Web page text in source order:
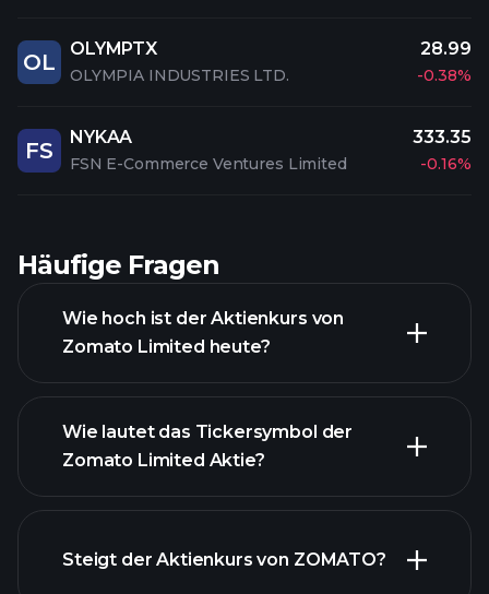
OL
OLYMPTX
OLYMPIA INDUSTRIES LTD.
28.99
-0.38%
FS
NYKAA
FSN E-Commerce Ventures Limited
333.35
-0.16%
Häufige Fragen
Wie hoch ist der Aktienkurs von
Zomato Limited heute?
Wie lautet das Tickersymbol der
Zomato Limited Aktie?
Steigt der Aktienkurs von ZOMATO?